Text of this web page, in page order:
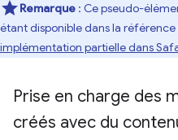
Remarque : Ce pseudo-
étant disponible dans la
implémentation partielle dans
Prise en charge des
créés avec du